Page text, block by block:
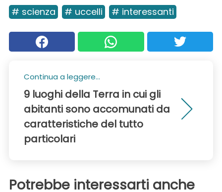
# scienza # uccelli # interessanti
Continua a leggere...
9 luoghi della Terra in cui gli
abitanti sono accomunati da
caratteristiche del tutto
particolari
Potrebbe interessarti anche